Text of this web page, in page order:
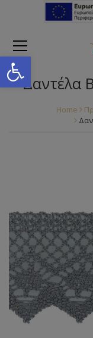
Open toolbar
Δαντέλα
Home